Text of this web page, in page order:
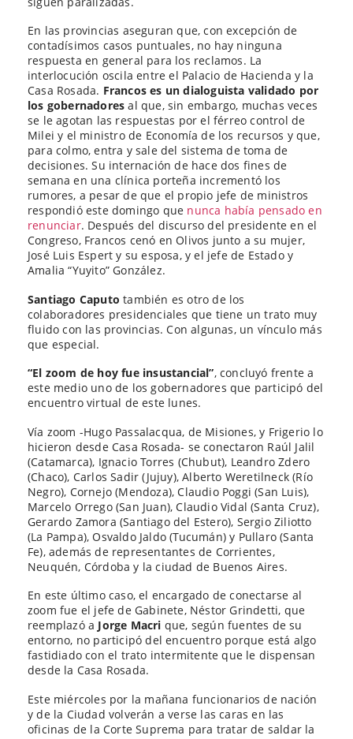
En las provincias aseguran que, con excepción de
contadísimos casos puntuales, no hay ninguna
respuesta en general para los reclamos. La
interlocución oscila entre el Palacio de Hacienda y la
Casa Rosada. Francos es un dialoguista validado por
los gobernadores al que, sin embargo, muchas veces
se le agotan las respuestas por el férreo control de
Milei y el ministro de Economía de los recursos y que,
para colmo, entra y sale del sistema de toma de
decisiones. Su internación de hace dos fines de
semana en una clínica porteña incrementó los
rumores, a pesar de que el propio jefe de ministros
respondió este domingo que nunca había pensado en
renunciar. Después del discurso del presidente en el
Congreso, Francos cenó en Olivos junto a su mujer,
José Luis Espert y su esposa, y el jefe de Estado y
Amalia “Yuyito” González.
Santiago Caputo también es otro de los
colaboradores presidenciales que tiene un trato muy
fluido con las provincias. Con algunas, un vínculo más
que especial.
“El zoom de hoy fue insustancial”, concluyó frente a
este medio uno de los gobernadores que participó del
encuentro virtual de este lunes.
Vía zoom -Hugo Passalacqua, de Misiones, y Frigerio lo
hicieron desde Casa Rosada- se conectaron Raúl Jalil
(Catamarca), Ignacio Torres (Chubut), Leandro Zdero
(Chaco), Carlos Sadir (Jujuy), Alberto Weretilneck (Río
Negro), Cornejo (Mendoza), Claudio Poggi (San Luis),
Marcelo Orrego (San Juan), Claudio Vidal (Santa Cruz),
Gerardo Zamora (Santiago del Estero), Sergio Ziliotto
(La Pampa), Osvaldo Jaldo (Tucumán) y Pullaro (Santa
Fe), además de representantes de Corrientes,
Neuquén, Córdoba y la ciudad de Buenos Aires.
En este último caso, el encargado de conectarse al
zoom fue el jefe de Gabinete, Néstor Grindetti, que
reemplazó a Jorge Macri que, según fuentes de su
entorno, no participó del encuentro porque está algo
fastidiado con el trato intermitente que le dispensan
desde la Casa Rosada.
Este miércoles por la mañana funcionarios de nación
y de la Ciudad volverán a verse las caras en las
oficinas de la Corte Suprema para tratar de saldar la